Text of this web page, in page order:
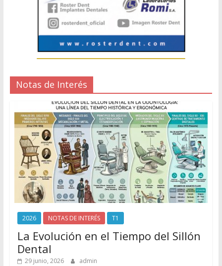
Notas de Interés
2026 NOTAS DE INTERÉS T1
La Evolución en el Tiempo del Sillón
Dental
29 junio, 2026 admin